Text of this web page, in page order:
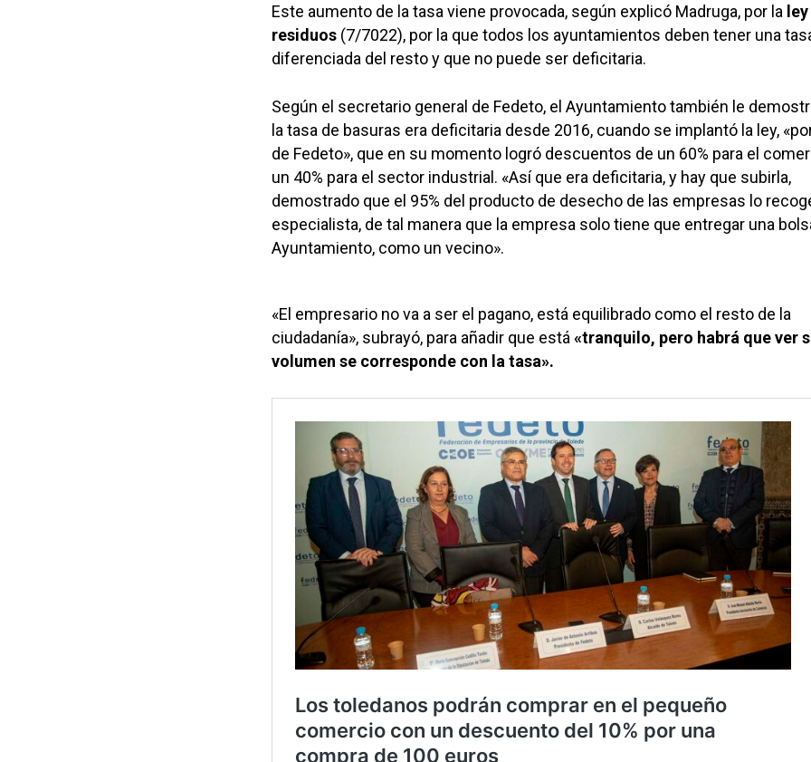
Este aumento de la tasa viene provocada, según explicó Madruga, por la
residuos (7/7022), por la que todos los ayuntamientos deben tener una
diferenciada del resto y que no puede ser deficitaria.
Según el secretario general de Fedeto, el Ayuntamiento también le
la tasa de basuras era deficitaria desde 2016, cuando se implantó la ley,
de Fedeto», que en su momento logró descuentos de un 60% para el
un 40% para el sector industrial. «Así que era deficitaria, y hay que subirla,
demostrado que el 95% del producto de desecho de las empresas lo
especialista, de tal manera que la empresa solo tiene que entregar una
Ayuntamiento, como un vecino».
«El empresario no va a ser el pagano, está equilibrado como el resto de la
ciudadanía», subrayó, para añadir que está «tranquilo, pero habrá que ver
volumen se corresponde con la tasa».